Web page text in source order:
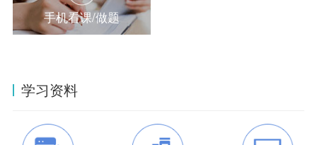
手机看课/做题
学习资料